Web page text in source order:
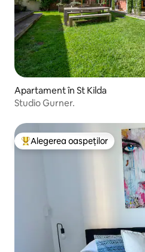
Apartament în St Kilda
Studio Gurner.
Locuință din topul categoriei
Alegerea oaspeților